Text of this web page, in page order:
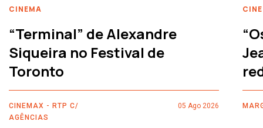
CINEMA
“Terminal” de Alexandre
Siqueira no Festival de
Toronto
CINEMAX - RTP C/
AGÊNCIAS
05 Ago 2026